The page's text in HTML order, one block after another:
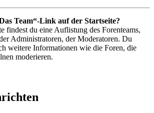
Team“-Link auf der Startseite?
findest du eine Auflistung des Forenteams,
Administratoren, der Moderatoren. Du
weitere Informationen wie die Foren, die
moderieren.